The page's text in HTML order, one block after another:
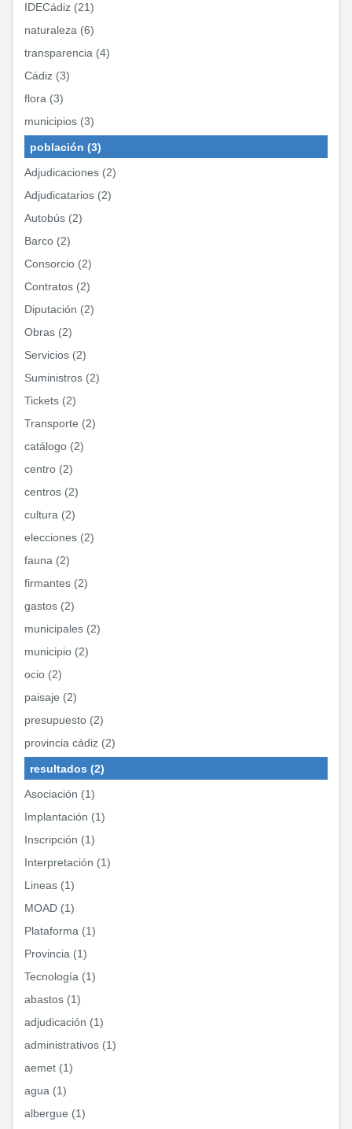
IDECádiz (21)
naturaleza (6)
transparencia (4)
Cádiz (3)
flora (3)
municipios (3)
población (3)
Adjudicaciones (2)
Adjudicatarios (2)
Autobús (2)
Barco (2)
Consorcio (2)
Contratos (2)
Diputación (2)
Obras (2)
Servicios (2)
Suministros (2)
Tickets (2)
Transporte (2)
catálogo (2)
centro (2)
centros (2)
cultura (2)
elecciones (2)
fauna (2)
firmantes (2)
gastos (2)
municipales (2)
municipio (2)
ocio (2)
paisaje (2)
presupuesto (2)
provincia cádiz (2)
resultados (2)
Asociación (1)
Implantación (1)
Inscripción (1)
Interpretación (1)
Lineas (1)
MOAD (1)
Plataforma (1)
Provincia (1)
Tecnología (1)
abastos (1)
adjudicación (1)
administrativos (1)
aemet (1)
agua (1)
albergue (1)